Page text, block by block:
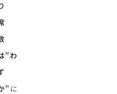
”わ
”に